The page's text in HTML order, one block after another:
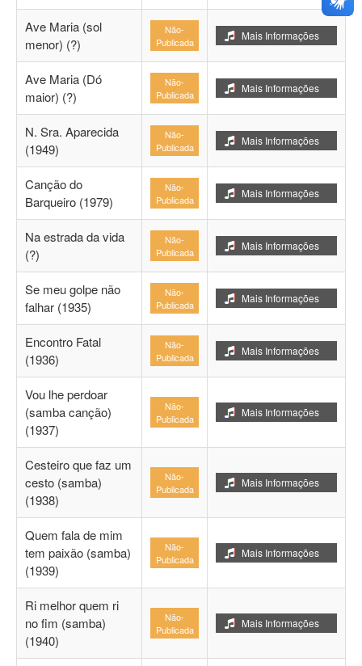
Ave Maria (sol
menor) (?)
Não-
Publicada
Mais Informações
Ave Maria (Dó
maior) (?)
Não-
Publicada
Mais Informações
N. Sra. Aparecida
(1949)
Não-
Publicada
Mais Informações
Canção do
Barqueiro (1979)
Não-
Publicada
Mais Informações
Na estrada da vida
(?)
Não-
Publicada
Mais Informações
Se meu golpe não
falhar (1935)
Não-
Publicada
Mais Informações
Encontro Fatal
(1936)
Não-
Publicada
Mais Informações
Vou lhe perdoar
(samba canção)
(1937)
Não-
Publicada
Mais Informações
Cesteiro que faz um
cesto (samba)
(1938)
Não-
Publicada
Mais Informações
Quem fala de mim
tem paixão (samba)
(1939)
Não-
Publicada
Mais Informações
Ri melhor quem ri
no fim (samba)
(1940)
Não-
Publicada
Mais Informações